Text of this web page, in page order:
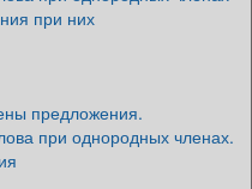
при них
предложения.
при однородных членах.